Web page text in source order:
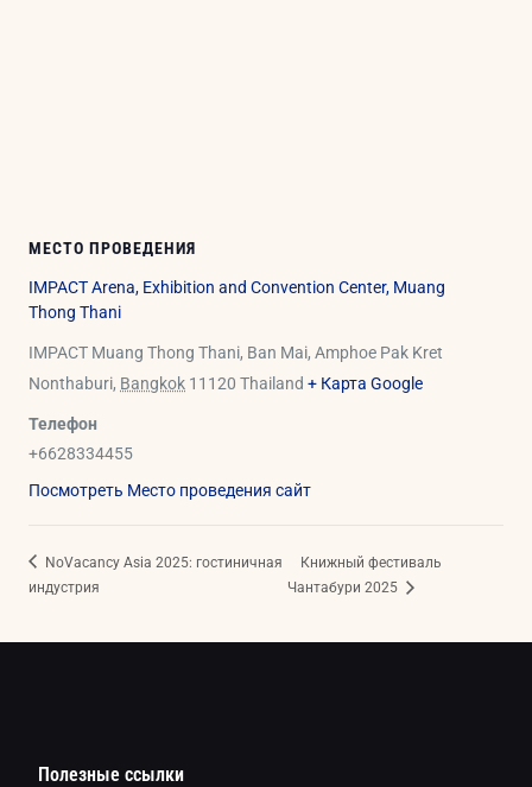
МЕСТО ПРОВЕДЕНИЯ
IMPACT Arena, Exhibition and Convention Center, Muang
Thong Thani
IMPACT Muang Thong Thani, Ban Mai, Amphoe Pak Kret
Nonthaburi, Bangkok 11120 Thailand + Карта Google
Телефон
+6628334455
Посмотреть Место проведения сайт
NoVacancy Asia 2025: гостиничная
индустрия
Книжный фестиваль
Чантабури 2025
Полезные ссылки